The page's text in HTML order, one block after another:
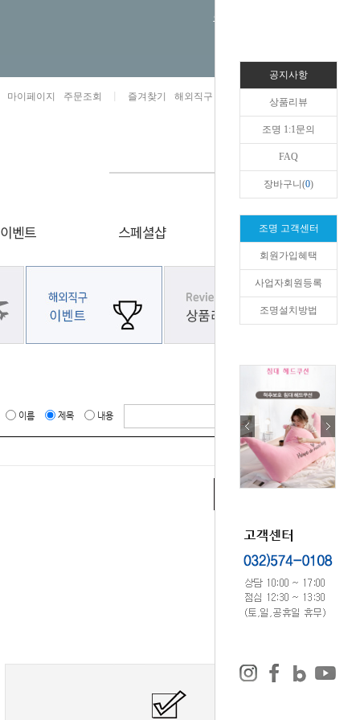
오늘하루 열지않음
마이페이지 주문조회 즐겨찾기 해외직구 1:1문의 카카오톡채널/상담
이벤트 스페셜샵 리얼리뷰
이름 제목 내용
공지사항
상품리뷰
조명 1:1문의
FAQ
장바구니(0)
조명 고객센터
회원가입혜택
사업자회원등록
조명설치방법